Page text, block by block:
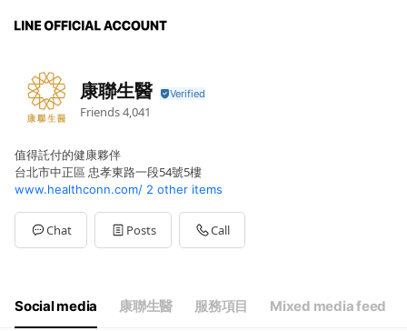
康聯生醫
Friends4,041
值得託付的健康夥伴
台北市中正區 忠孝東路一段54號5樓
www.healthconn.com/ 2 other items
Chat Posts Call
Social media 康聯生醫 服務項目 Mixed media feed